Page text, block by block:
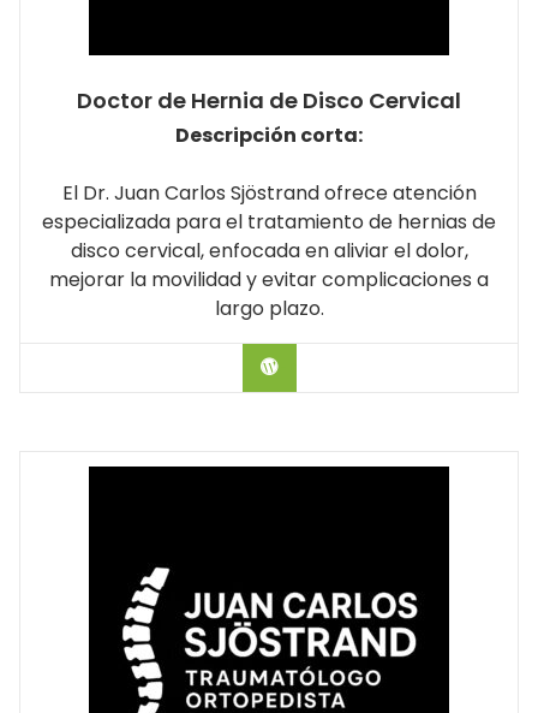
Doctor de Hernia de Disco Cervical
Descripción corta:
El Dr. Juan Carlos Sjöstrand ofrece atención
especializada para el tratamiento de hernias de
disco cervical, enfocada en aliviar el dolor,
mejorar la movilidad y evitar complicaciones a
largo plazo.
Hablar con el Doctor